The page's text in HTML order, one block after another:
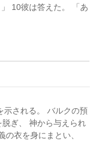
10彼は答えた。 「あ
示される。 バルクの預
ぎ、 神から与えられ
の衣を身にまとい、